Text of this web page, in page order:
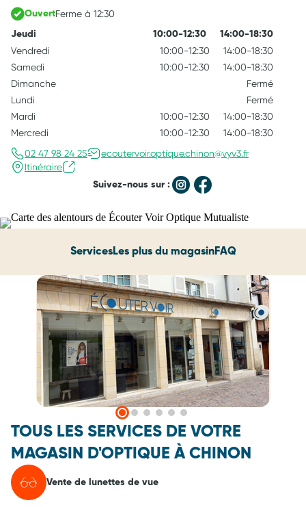
OuvertFerme à 12:30
Jeudi 10:00-12:30 14:00-18:30
Vendredi 10:00-12:30
14:00-18:30
Samedi
10:00-12:30
14:00-18:30
Dimanche
Fermé
Lundi
Fermé
Mardi
10:00-12:30
14:00-18:30
Mercredi
10:00-12:30
14:00-18:30
02 47 98 24 25
ecoutervoir.optique.chinon@vyv3.fr
Itinéraire
Suivez-nous sur :
ServicesLes plus du magasinFAQ
TOUS LES SERVICES DE VOTRE
MAGASIN D'OPTIQUE À CHINON
Vente de lunettes de vue